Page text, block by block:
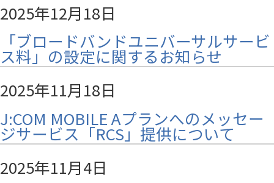
2025年12月18日
「ブロードバンドユニバーサルサービ
ス料」の設定に関するお知らせ
2025年11月18日
J:COM MOBILE Aプランへのメッセー
ジサービス「RCS」提供について
2025年11月4日